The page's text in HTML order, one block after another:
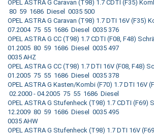
OPEL ASTRA G Caravan (T98) 1.7 CDTI (F35)
80 59 1686 Diesel 0035 500
OPEL ASTRA G Caravan (T98) 1.7 DTI 16V (F35)
07.2004 75 55 1686 Diesel 0035 376
OPEL ASTRA G CC (T98) 1.7 CDTI (F08, F48)
01.2005 80 59 1686 Diesel 0035 497
0035 AHZ
OPEL ASTRA G CC (T98) 1.7 DTI 16V (F08, F48)
01.2005 75 55 1686 Diesel 0035 378
OPEL ASTRA G Kasten/Kombi (F70) 1.7 DTI 16V
02.2000 - 04.2005 75 55 1686 Diesel
OPEL ASTRA G Stufenheck (T98) 1.7 CDTI (F69)
12.2009 80 59 1686 Diesel 0035 495
0035 AHW
OPEL ASTRA G Stufenheck (T98) 1.7 DTI 16V